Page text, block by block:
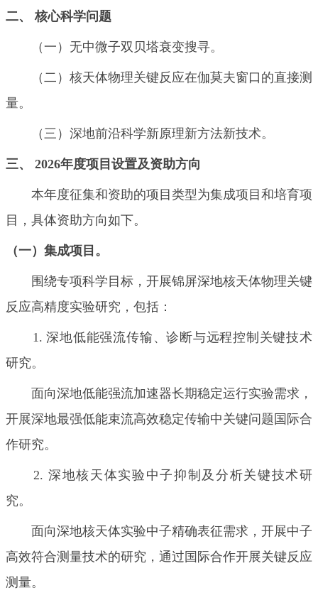
二、 核心科学问题
（一）无中微子双贝塔衰变搜寻。
（二）核天体物理关键反应在伽莫夫窗口的直接测
量。
（三）深地前沿科学新原理新方法新技术。
三、 2026年度项目设置及资助方向
本年度征集和资助的项目类型为集成项目和培育项
目，具体资助方向如下。
（一）集成项目 。
围绕专项科学目标，开展锦屏深地核天体物理关键
反应高精度实验研究，包括：
1. 深地低能强流传输、诊断与远程控制关键技术
研究。
面向深地低能强流加速器长期稳定运行实验需求，
开展深地最强低能束流高效稳定传输中关键问题国际合
作研究。
2. 深地核天体实验中子抑制及分析关键技术研
究。
面向深地核天体实验中子精确表征需求，开展中子
高效符合测量技术的研究，通过国际合作开展关键反应
测量。